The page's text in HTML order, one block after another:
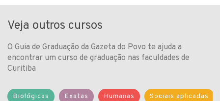
Veja outros cursos
O Guia de Graduação da Gazeta do Povo te ajuda a
encontrar um curso de graduação nas faculdades de
Curitiba
Biológicas Exatas Humanas Sociais aplicadas